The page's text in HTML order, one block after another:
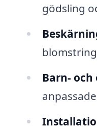
gödsling
Barn-